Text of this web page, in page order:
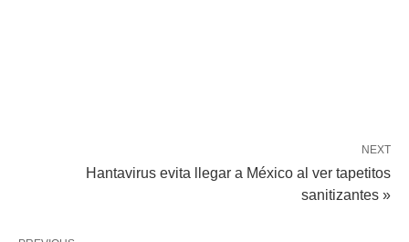
NEXT
Hantavirus evita llegar a México al ver tapetitos
sanitizantes »